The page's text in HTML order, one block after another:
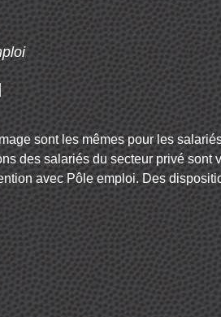
sont les mêmes pour les
des salariés du secteur privé sont
avec Pôle emploi. Des